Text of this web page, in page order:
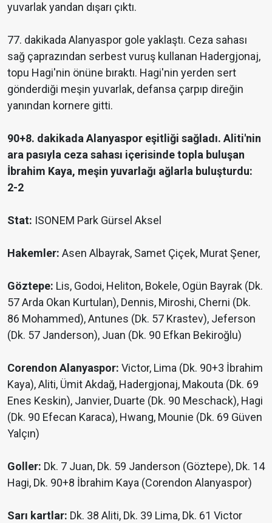
yuvarlak yandan dışarı çıktı.
77. dakikada Alanyaspor gole yaklaştı. Ceza sahası
sağ çaprazından serbest vuruş kullanan Hadergjonaj,
topu Hagi'nin önüne bıraktı. Hagi'nin yerden sert
gönderdiği meşin yuvarlak, defansa çarpıp direğin
yanından kornere gitti.
90+8. dakikada Alanyaspor eşitliği sağladı. Aliti'nin
ara pasıyla ceza sahası içerisinde topla buluşan
İbrahim Kaya, meşin yuvarlağı ağlarla buluşturdu:
2-2
Stat: ISONEM Park Gürsel Aksel
Hakemler: Asen Albayrak, Samet Çiçek, Murat Şener,
Göztepe: Lis, Godoi, Heliton, Bokele, Ogün Bayrak (Dk.
57 Arda Okan Kurtulan), Dennis, Miroshi, Cherni (Dk.
86 Mohammed), Antunes (Dk. 57 Krastev), Jeferson
(Dk. 57 Janderson), Juan (Dk. 90 Efkan Bekiroğlu)
Corendon Alanyaspor: Victor, Lima (Dk. 90+3 İbrahim
Kaya), Aliti, Ümit Akdağ, Hadergjonaj, Makouta (Dk. 69
Enes Keskin), Janvier, Duarte (Dk. 90 Meschack), Hagi
(Dk. 90 Efecan Karaca), Hwang, Mounie (Dk. 69 Güven
Yalçın)
Goller: Dk. 7 Juan, Dk. 59 Janderson (Göztepe), Dk. 14
Hagi, Dk. 90+8 İbrahim Kaya (Corendon Alanyaspor)
Sarı kartlar: Dk. 38 Aliti, Dk. 39 Lima, Dk. 61 Victor